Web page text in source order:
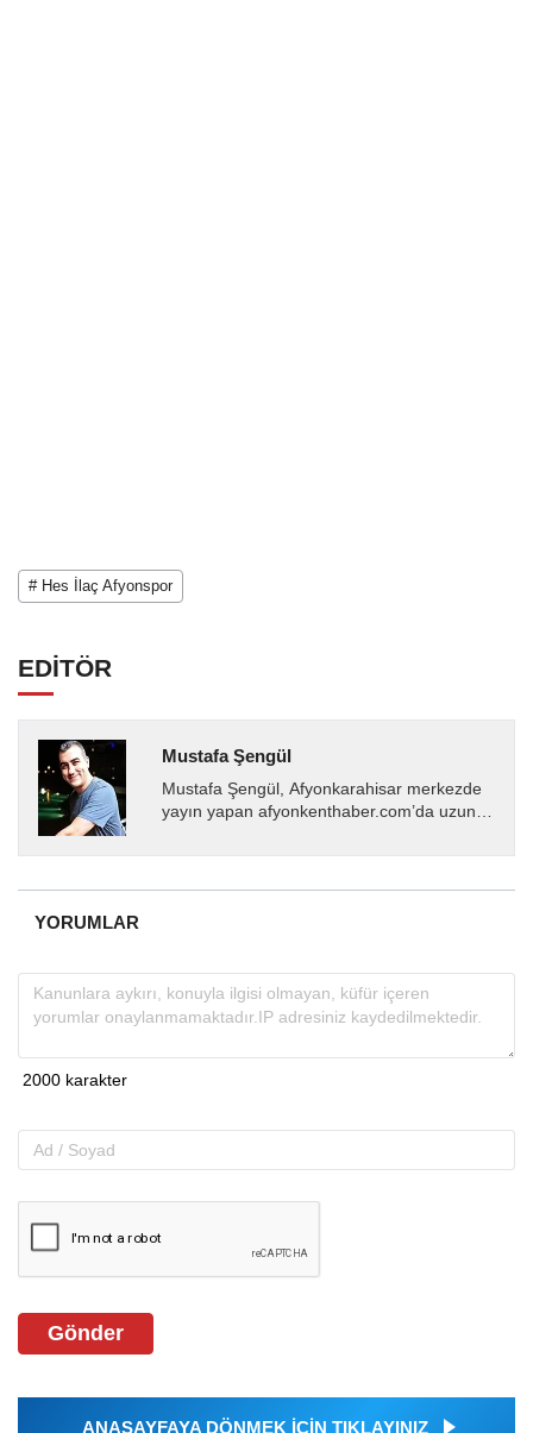
# Hes İlaç Afyonspor
EDİTÖR
Mustafa Şengül
Mustafa Şengül, Afyonkarahisar merkezde
yayın yapan afyonkenthaber.com’da uzun
almakta, haber akışı...
YORUMLAR
Gönder
ANASAYFAYA DÖNMEK İÇİN TIKLAYINIZ